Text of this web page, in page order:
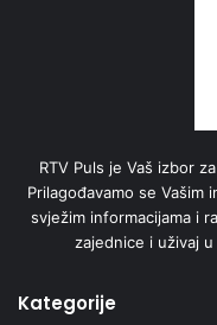
RTV Puls je Vaš izbor
Prilagođavamo se Vašim
svježim informacijama i
zajednice i uživaj
Kategorije